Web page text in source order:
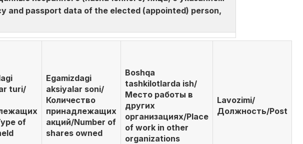
and passport data of the elected (appointed) person,
turi/
of
Egamizdagi
aksiyalar soni/
Количество
принадлежащих
акций/Number of
shares owned
Boshqa
tashkilotlarda ish/
Место работы в
других
организациях/Place
of work in other
organizations
Lavozimi/
Должность/Post